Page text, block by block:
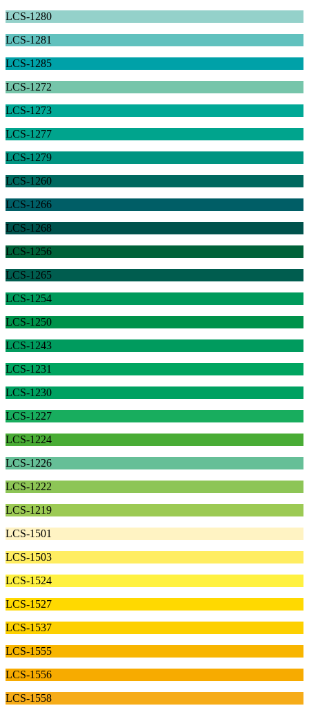
LCS-1280
LCS-1281
LCS-1285
LCS-1272
LCS-1273
LCS-1277
LCS-1279
LCS-1260
LCS-1266
LCS-1268
LCS-1256
LCS-1265
LCS-1254
LCS-1250
LCS-1243
LCS-1231
LCS-1230
LCS-1227
LCS-1224
LCS-1226
LCS-1222
LCS-1219
LCS-1501
LCS-1503
LCS-1524
LCS-1527
LCS-1537
LCS-1555
LCS-1556
LCS-1558